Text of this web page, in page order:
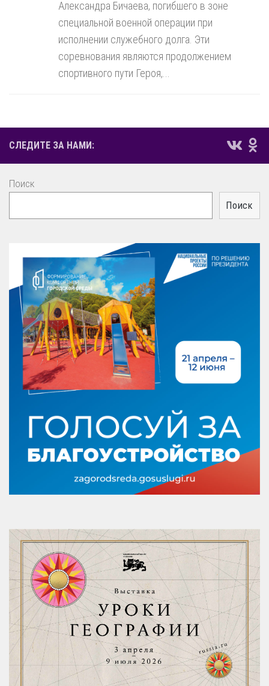
Александра Бичаева, погибшего в зоне
специальной военной операции при
исполнении служебного долга. Эти
соревнования являются продолжением
спортивного пути Героя,...
СЛЕДИТЕ ЗА НАМИ:
Поиск
Поиск